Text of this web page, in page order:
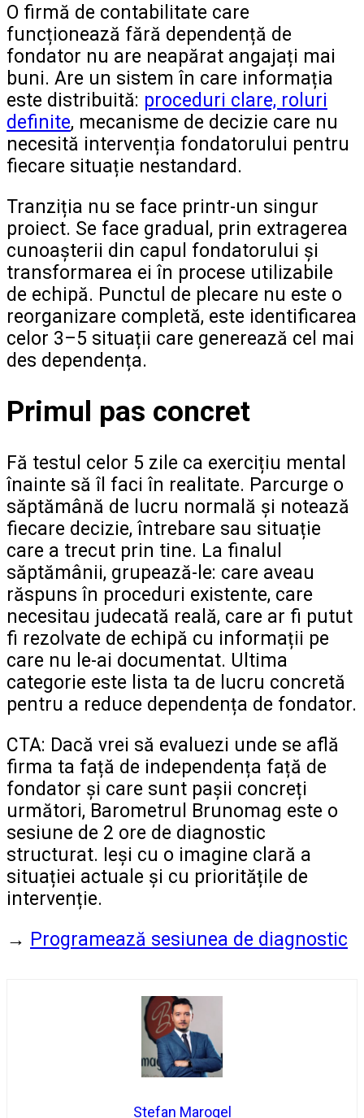
O firmă de contabilitate care
funcționează fără dependență de
fondator nu are neapărat angajați mai
buni. Are un sistem în care informația
este distribuită: proceduri clare, roluri
definite, mecanisme de decizie care nu
necesită intervenția fondatorului pentru
fiecare situație nestandard.
Tranziția nu se face printr-un singur
proiect. Se face gradual, prin extragerea
cunoașterii din capul fondatorului și
transformarea ei în procese utilizabile
de echipă. Punctul de plecare nu este o
reorganizare completă, este identificarea
celor 3–5 situații care generează cel mai
des dependența.
Primul pas concret
Fă testul celor 5 zile ca exercițiu mental
înainte să îl faci în realitate. Parcurge o
săptămână de lucru normală și notează
fiecare decizie, întrebare sau situație
care a trecut prin tine. La finalul
săptămânii, grupează-le: care aveau
răspuns în proceduri existente, care
necesitau judecată reală, care ar fi putut
fi rezolvate de echipă cu informații pe
care nu le-ai documentat. Ultima
categorie este lista ta de lucru concretă
pentru a reduce dependența de fondator.
CTA: Dacă vrei să evaluezi unde se află
firma ta față de independența față de
fondator și care sunt pașii concreți
următori, Barometrul Brunomag este o
sesiune de 2 ore de diagnostic
structurat. Ieși cu o imagine clară a
situației actuale și cu prioritățile de
intervenție.
→ Programează sesiunea de diagnostic
Stefan Marogel